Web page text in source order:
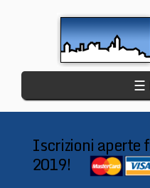
☰
Iscrizioni aperte
2019!